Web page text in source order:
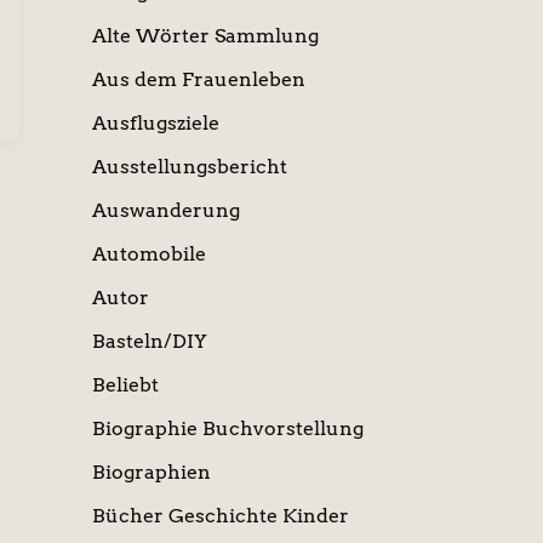
Alte Wörter Sammlung
Aus dem Frauenleben
Ausflugsziele
Ausstellungsbericht
Auswanderung
Automobile
Autor
Basteln/DIY
Beliebt
Biographie Buchvorstellung
Biographien
Bücher Geschichte Kinder